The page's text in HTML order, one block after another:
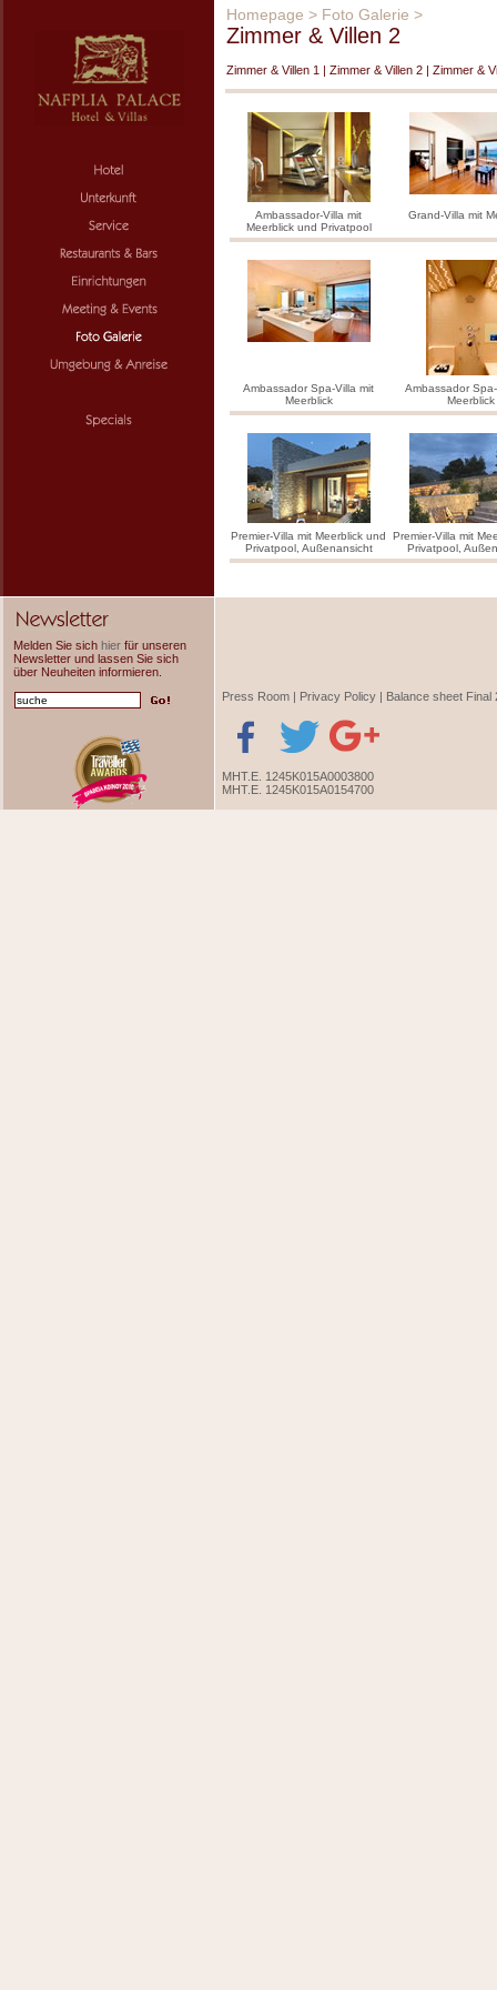
Homepage > Foto Galerie >
Zimmer & Villen 2
Zimmer & Villen 1 |Zimmer & Villen 2 |Zimmer &
Ambassador-Villa mit
Meerblick und Privatpool
Grand-Villa mit
Ambassador Spa-Villa mit
Meerblick
Ambassador
Meerblick
Premier-Villa mit Meerblick und
Privatpool, Außenansicht
Premier-Villa mit
Privatpool,
Melden Sie sichhier für unseren
Newsletter und lassen Sie sich
über Neuheiten informieren.
Press Room | Privacy Policy | Balance sheet Final
ΜΗΤ.Ε. 1245K015A0003800
ΜΗΤ.Ε. 1245K015A0154700